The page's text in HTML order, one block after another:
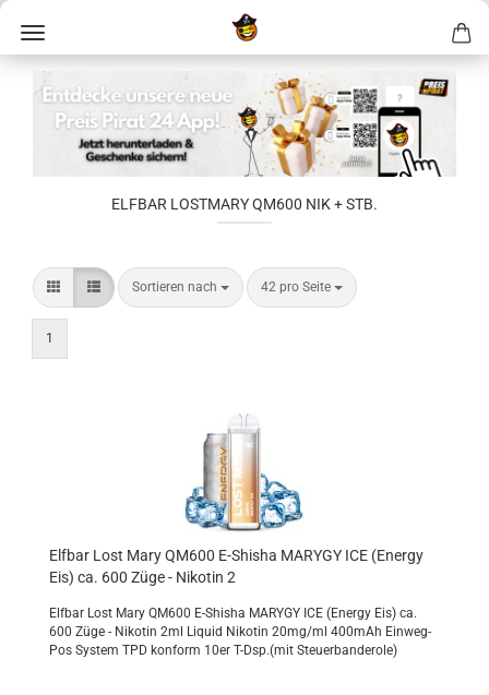
ELFBAR LOSTMARY QM600 NIK + STB.
Sortieren nach 42 pro Seite
1
Elf­bar Lost Mary QM600 E-​Shi­sha MA­RY­GY ICE (En­er­gy
Eis) ca. 600 Züge - Ni­ko­tin 2
Elf­bar Lost Mary QM600 E-​Shisha MA­RY­GY ICE (En­er­gy Eis) ca.
600 Züge - Ni­ko­tin 2ml Li­quid Ni­ko­tin 20mg/ml 400mAh Einweg-​
Pos Sys­tem TPD kon­form 10er T-Dsp.(mit Steu­er­ban­de­ro­le)